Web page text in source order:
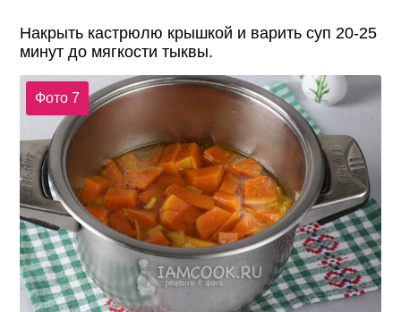
Накрыть кастрюлю крышкой и варить суп 20-25
минут до мягкости тыквы.
Фото 7